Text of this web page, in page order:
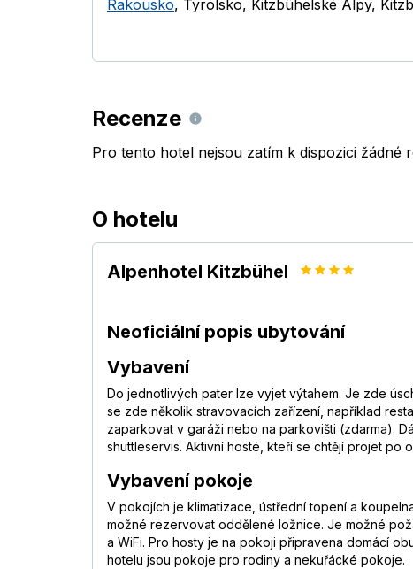
Rakousko, Tyrolsko, Kitzbühelské Alpy,
Recenze
Pro tento hotel nejsou zatím k dispozici žádné
O hotelu
Alpenhotel Kitzbühel
Neoficiální popis ubytování
Vybavení
Do jednotlivých pater lze vyjet výtahem. Je zde
se zde několik stravovacích zařízení, například
zaparkovat v garáži nebo na parkovišti (zdarma).
shuttleservis. Aktivní hosté, kteří se chtějí projet po
Vybavení pokoje
V pokojích je klimatizace, ústřední topení a
možné rezervovat oddělené ložnice. Je možné
a WiFi. Pro hosty je na pokoji připravena domácí
hotelu jsou pokoje pro rodiny a nekuřácké pokoje.